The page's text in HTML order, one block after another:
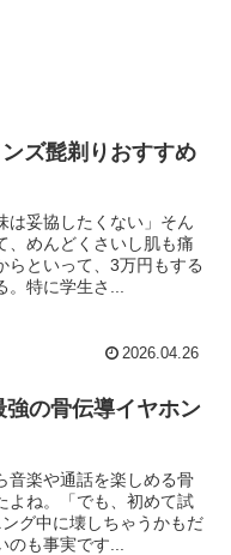
ズ髭剃りおすすめ
は妥協したくない」そん
、めんどくさいし肌も痛
らといって、3万円もする
。特に学生さ...
2026.04.26
強の骨伝導イヤホン
音楽や通話を楽しめる骨
よね。「でも、初めて試
グ中に壊しちゃうかもだ
も事実です...